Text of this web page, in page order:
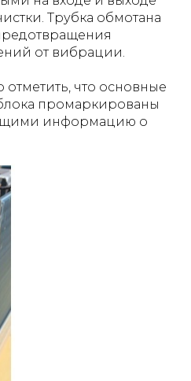
Трубка обмотана
от вибрации.
отметить, что основные
промаркированы
информацию о